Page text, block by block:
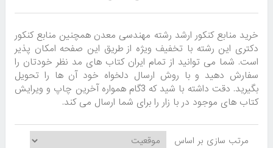
خرید منابع کنکور ارشد رشته مهندسی معدن همچنین منابع کنکور
دکتری این رشته با تخفیف ویژه از طریق این صفحه امکان پذیر
است. شما می توانید از تمام ایران کتاب های مد نظر خودتان را
سفارش دهید و با روش ارسال دلخواه خود آن ها را تحویل
بگیرید. دقت داشته با شید که 3گام همواره آخرین چاپ و ویرایش
کتاب های موجود در با زار را برای شما ارسال می کند.
مرتب سازی بر اساس